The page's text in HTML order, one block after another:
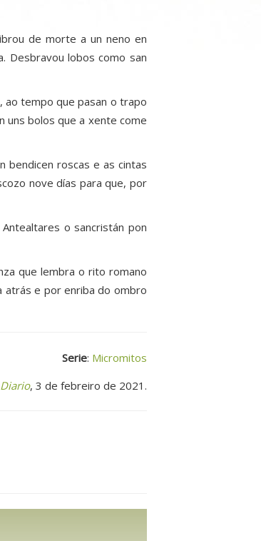
de morte a un neno en
Desbravou lobos como san
ao tempo que pasan o trapo
uns bolos que a xente come
bendicen roscas e as cintas
nove días para que, por
o sancristán pon
que lembra o rito romano
e por enriba do ombro
Serie: Micromitos
, 3 de febreiro de 2021.